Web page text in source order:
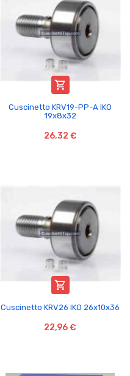

Cuscinetto KRV19-PP-A IKO
19x8x32
26,32 €

Cuscinetto KRV26 IKO 26x10x36
22,96 €